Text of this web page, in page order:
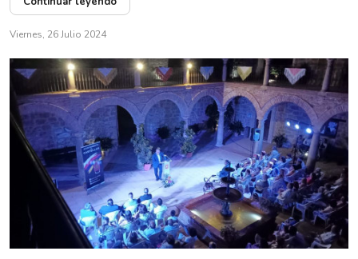
Viernes, 26 Julio 2024